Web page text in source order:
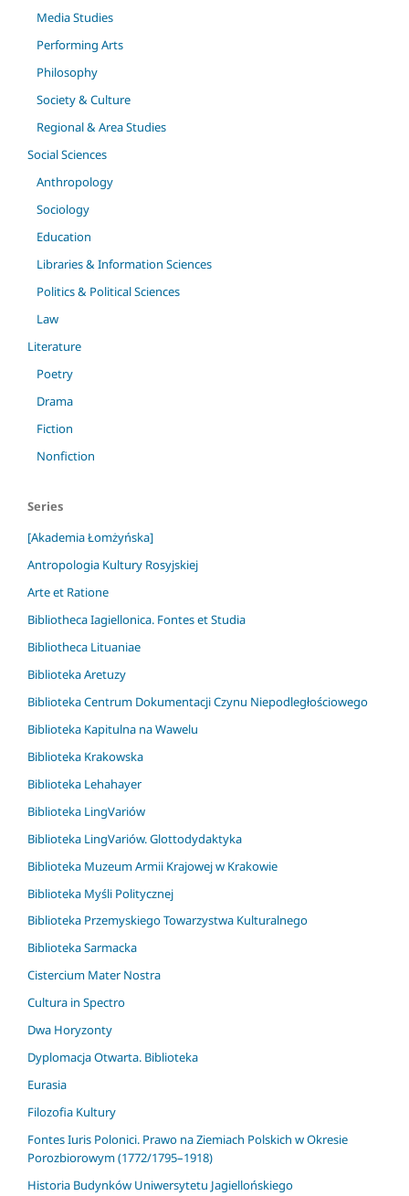
Media Studies
Performing Arts
Philosophy
Society & Culture
Regional & Area Studies
Social Sciences
Anthropology
Sociology
Education
Libraries & Information Sciences
Politics & Political Sciences
Law
Literature
Poetry
Drama
Fiction
Nonfiction
Series
[Akademia Łomżyńska]
Antropologia Kultury Rosyjskiej
Arte et Ratione
Bibliotheca Iagiellonica. Fontes et Studia
Bibliotheca Lituaniae
Biblioteka Aretuzy
Biblioteka Centrum Dokumentacji Czynu Niepodległościowego
Biblioteka Kapitulna na Wawelu
Biblioteka Krakowska
Biblioteka Lehahayer
Biblioteka LingVariów
Biblioteka LingVariów. Glottodydaktyka
Biblioteka Muzeum Armii Krajowej w Krakowie
Biblioteka Myśli Politycznej
Biblioteka Przemyskiego Towarzystwa Kulturalnego
Biblioteka Sarmacka
Cistercium Mater Nostra
Cultura in Spectro
Dwa Horyzonty
Dyplomacja Otwarta. Biblioteka
Eurasia
Filozofia Kultury
Fontes Iuris Polonici. Prawo na Ziemiach Polskich w Okresie
Porozbiorowym (1772/1795–1918)
Historia Budynków Uniwersytetu Jagiellońskiego